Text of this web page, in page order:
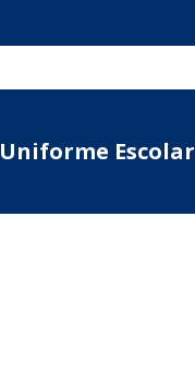
Uniforme Escolar